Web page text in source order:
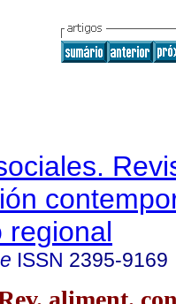
regional
ISSN 2395-9169